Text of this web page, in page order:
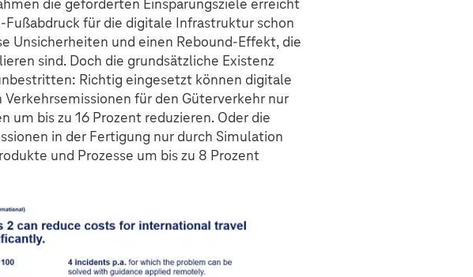
die geforderten Einsparungsziele erreicht
Fußabdruck für die digitale Infrastruktur schon
Unsicherheiten und einen Rebound-Effekt, die
sind. Doch die grundsätzliche Existenz
Richtig eingesetzt können digitale
für den Güterverkehr nur
bis zu 16 Prozent reduzieren. Oder die
in der Fertigung nur durch Simulation
und Prozesse um bis zu 8 Prozent